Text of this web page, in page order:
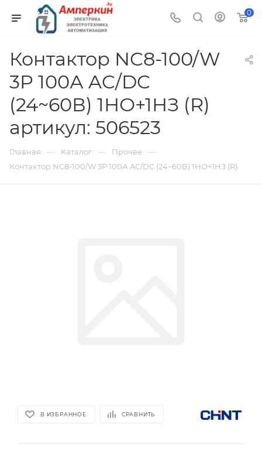
0
Контактор NC8-100/W
3P 100А AC/DC
(24~60В) 1НО+1НЗ (R)
артикул: 506523
Главная — Каталог — Прочее —
Контактор NC8-100/W 3P 100А AC/DC (24~60В) 1НО+1НЗ (R)
В ИЗБРАННОЕ СРАВНИТЬ